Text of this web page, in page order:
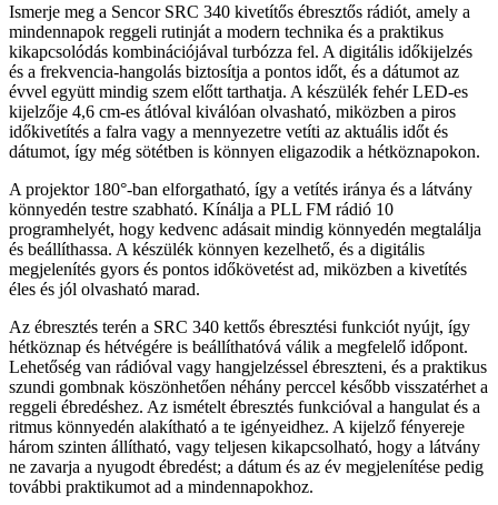
Ismerje meg a Sencor SRC 340 kivetítős ébresztős rádiót, amely a
mindennapok reggeli rutinját a modern technika és a praktikus
kikapcsolódás kombinációjával turbózza fel. A digitális időkijelzés
és a frekvencia-hangolás biztosítja a pontos időt, és a dátumot az
évvel együtt mindig szem előtt tarthatja. A készülék fehér LED-es
kijelzője 4,6 cm-es átlóval kiválóan olvasható, miközben a piros
időkivetítés a falra vagy a mennyezetre vetíti az aktuális időt és
dátumot, így még sötétben is könnyen eligazodik a hétköznapokon.
A projektor 180°-ban elforgatható, így a vetítés iránya és a látvány
könnyedén testre szabható. Kínálja a PLL FM rádió 10
programhelyét, hogy kedvenc adásait mindig könnyedén megtalálja
és beállíthassa. A készülék könnyen kezelhető, és a digitális
megjelenítés gyors és pontos időkövetést ad, miközben a kivetítés
éles és jól olvasható marad.
Az ébresztés terén a SRC 340 kettős ébresztési funkciót nyújt, így
hétköznap és hétvégére is beállíthatóvá válik a megfelelő időpont.
Lehetőség van rádióval vagy hangjelzéssel ébreszteni, és a praktikus
szundi gombnak köszönhetően néhány perccel később visszatérhet a
reggeli ébredéshez. Az ismételt ébresztés funkcióval a hangulat és a
ritmus könnyedén alakítható a te igényeidhez. A kijelző fényereje
három szinten állítható, vagy teljesen kikapcsolható, hogy a látvány
ne zavarja a nyugodt ébredést; a dátum és az év megjelenítése pedig
további praktikumot ad a mindennapokhoz.